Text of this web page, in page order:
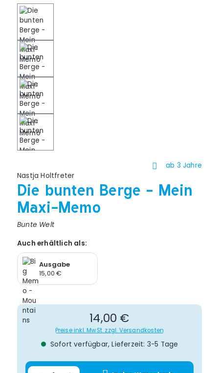
ab 3 Jahre
Nastja Holtfreter
Die bunten Berge - Mein
Maxi-Memo
Bunte Welt
Auch erhältlich als:
Ausgabe
15,00 €
Regulärer Preis:
14,00 €
Preise inkl. MwSt. zzgl. Versandkosten
Sofort verfügbar, Lieferzeit: 3-5 Tage